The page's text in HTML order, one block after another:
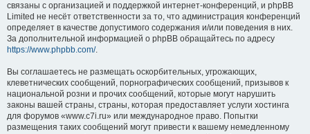
связаны с организацией и поддержкой интернет-конференций, и phpBB
Limited не несёт ответственности за то, что администрация конференций
определяет в качестве допустимого содержания и/или поведения в них.
За дополнительной информацией о phpBB обращайтесь по адресу
https://www.phpbb.com/.
Вы соглашаетесь не размещать оскорбительных, угрожающих,
клеветнических сообщений, порнографических сообщений, призывов к
национальной розни и прочих сообщений, которые могут нарушить
законы вашей страны, страны, которая предоставляет услуги хостинга
для форумов «www.c7i.ru» или международное право. Попытки
размещения таких сообщений могут привести к вашему немедленному